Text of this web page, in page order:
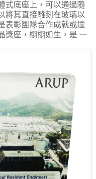
式底座上，可以通過隨
將其直接雕刻在玻璃以
表彰團隊合作成就或達
獎座，栩栩如生，是 一